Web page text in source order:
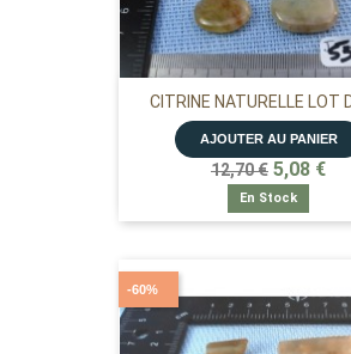
CITRINE NATURELLE LOT
AJOUTER AU PANIER
12,70 € 5,08 €
En Stock
-60%